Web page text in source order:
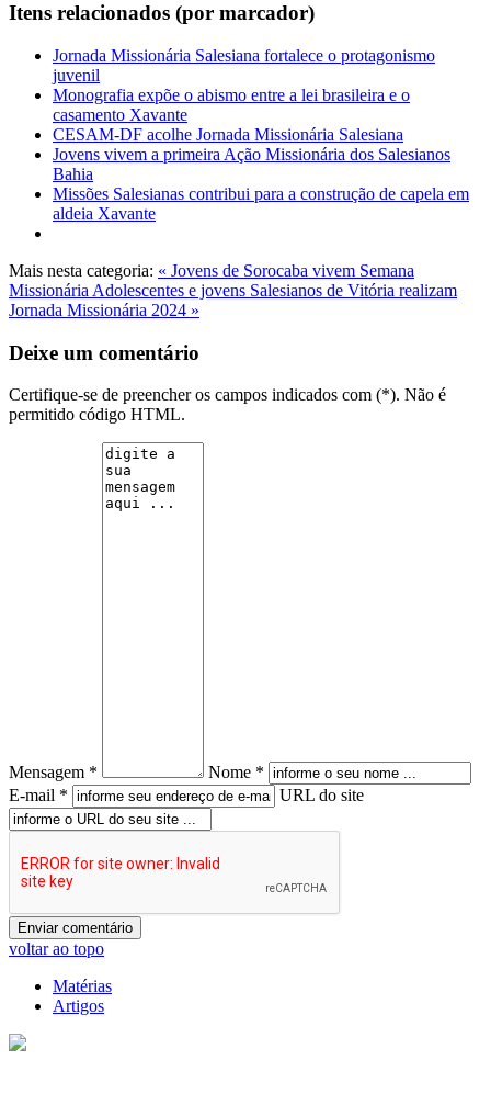
Itens relacionados (por marcador)
Jornada Missionária Salesiana fortalece o protagonismo
juvenil
Monografia expõe o abismo entre a lei brasileira e o
casamento Xavante
CESAM-DF acolhe Jornada Missionária Salesiana
Jovens vivem a primeira Ação Missionária dos Salesianos
Bahia
Missões Salesianas contribui para a construção de capela em
aldeia Xavante
Mais nesta categoria: « Jovens de Sorocaba vivem Semana
Missionária Adolescentes e jovens Salesianos de Vitória realizam
Jornada Missionária 2024 »
Deixe um comentário
Certifique-se de preencher os campos indicados com (*). Não é
permitido código HTML.
Mensagem *
Nome *
E-mail *
URL do site
voltar ao topo
Matérias
Artigos